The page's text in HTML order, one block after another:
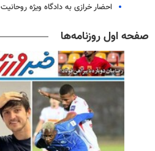
احضار خرازی به دادگاه ویژه روحانیت
صفحه اول روزنامه‌ها